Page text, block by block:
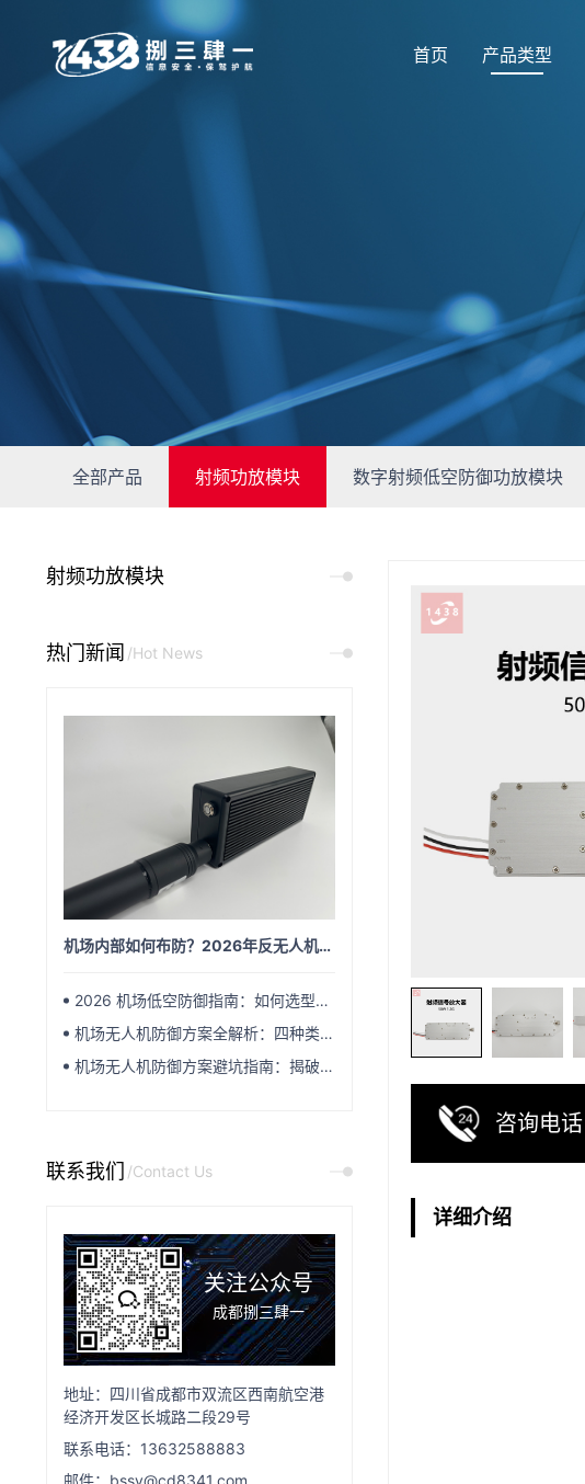
首页 产品类型
全部产品 射频功放模块 数字射频低空防御功放模块
射频功放模块
热门新闻 /Hot News
机场内部如何布防？2026年反无人机体系从外圈到内场的四层穿透方案
2026 机场低空防御指南：如何选型无人机反制设备方案
机场无人机防御方案全解析：四种类型、六大要素，一文看懂
机场无人机防御方案避坑指南：揭破市面五大宣传套路
联系我们 /Contact Us
关注公众号
成都捌三肆一
地址：四川省成都市双流区西南航空港
经济开发区长城路二段29号
联系电话：13632588883
邮件：bssy@cd8341.com
咨询电话
详细介绍